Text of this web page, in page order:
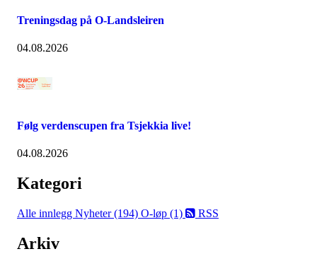
Treningsdag på O-Landsleiren
04.08.2026
Følg verdenscupen fra Tsjekkia live!
04.08.2026
Kategori
Alle innlegg Nyheter (194) O-løp (1) RSS
Arkiv